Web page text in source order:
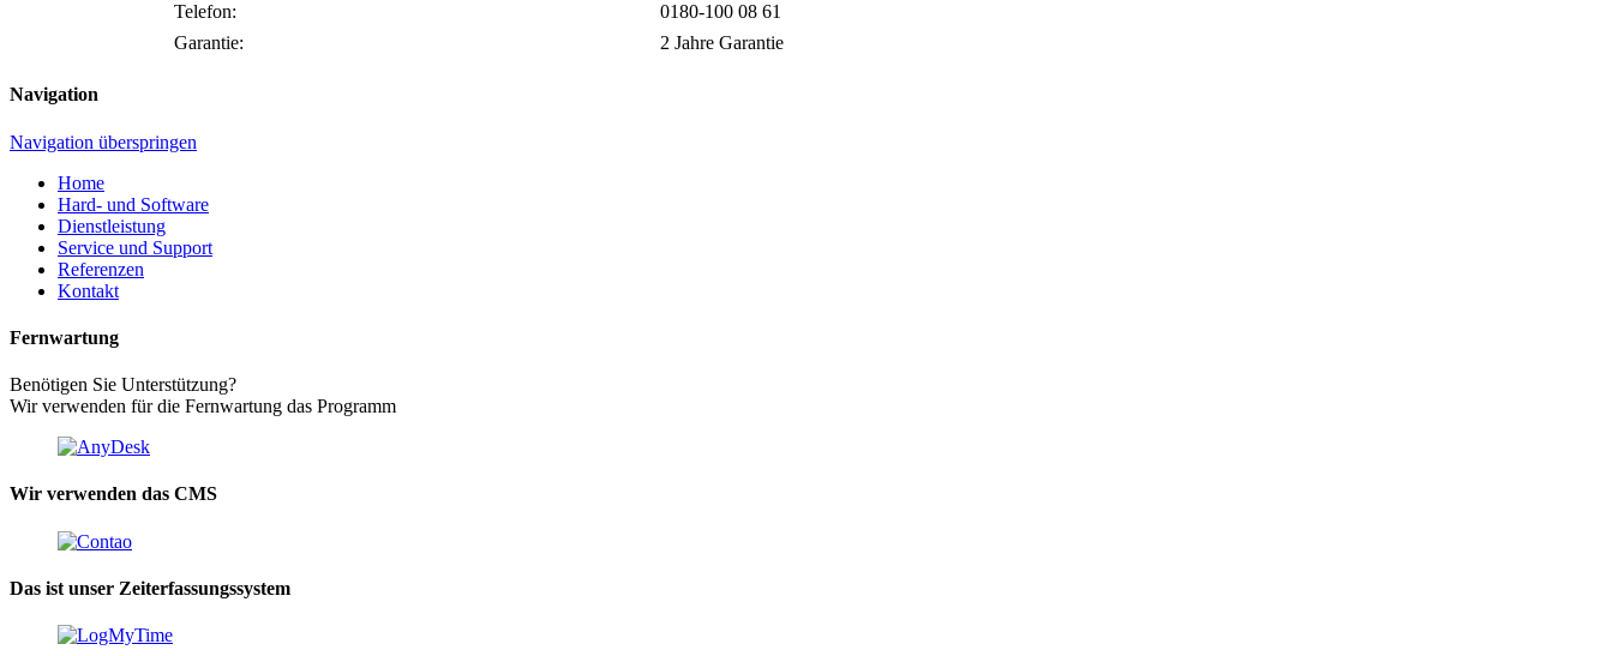
Telefon:
0180-100 08 61
Garantie:
2 Jahre Garantie
Navigation
Navigation überspringen
Home
Hard- und Software
Dienstleistung
Service und Support
Referenzen
Kontakt
Fernwartung
Benötigen Sie Unterstützung?
Wir verwenden für die Fernwartung das Programm
Wir verwenden das CMS
Das ist unser Zeiterfassungssystem